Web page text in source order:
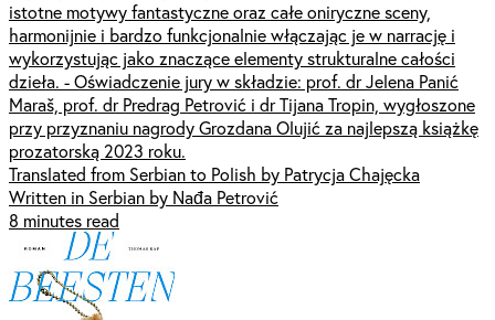
istotne motywy fantastyczne oraz całe oniryczne sceny,
harmonijnie i bardzo funkcjonalnie włączając je w narrację i
wykorzystując jako znaczące elementy strukturalne całości
dzieła. - Oświadczenie jury w składzie: prof. dr Jelena Panić
Maraš, prof. dr Predrag Petrović i dr Tijana Tropin, wygłoszone
przy przyznaniu nagrody Grozdana Olujić za najlepszą książkę
prozatorską 2023 roku.
Translated from Serbian to Polish by Patrycja Chajęcka
Written in Serbian by Nađa Petrović
8 minutes read